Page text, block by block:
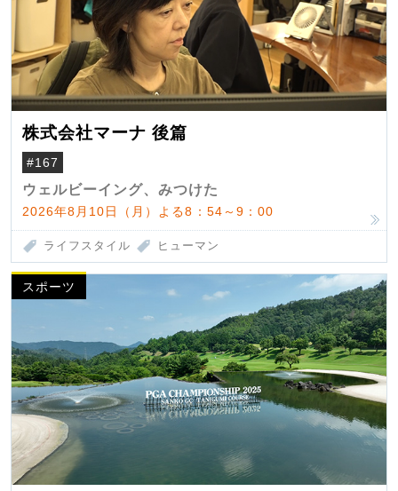
株式会社マーナ 後篇
#167
ウェルビーイング、みつけた
2026年8月10日（月）よる8：54～9：00
ライフスタイル ヒューマン
スポーツ